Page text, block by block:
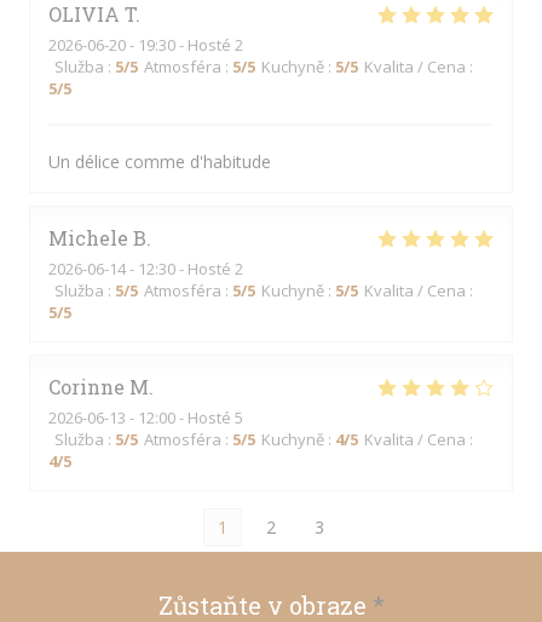
OLIVIA T
2026-06-20- 19:30 - Hosté 2
Služba : 5/5 Atmosféra : 5/5 Kuchyně : 5/5 Kvalita / Cena :
5/5
Un délice comme d'habitude
Michele B
2026-06-14- 12:30 - Hosté 2
Služba : 5/5 Atmosféra : 5/5 Kuchyně : 5/5 Kvalita / Cena :
5/5
Corinne M
2026-06-13 - 12:00 - Hosté 5
Služba : 5/5 Atmosféra : 5/5 Kuchyně : 4/5 Kvalita / Cena :
4/5
1 2 3
Zůstaňte v obraze *